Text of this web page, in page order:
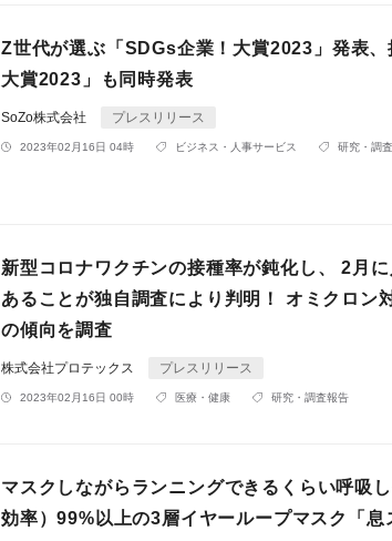
Z世代が選ぶ「SDGs企業！大賞2023」発表、
大賞2023」も同時発表
SoZo株式会社 プレスリリース
2023年02月16日 04時 ビジネス・人事サービス 研究・調
新型コロナワクチンの接種率が鈍化し、 2月
あることが独自調査により判明！ オミクロン
の傾向を調査
株式会社プロテックス プレスリリース
2023年02月16日 00時 医療・健康 研究・調査報告
マスクしながらランニングできるくらい呼吸
効率）99%以上の3層イヤーループマスク「